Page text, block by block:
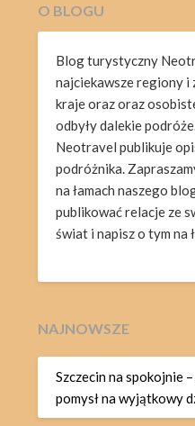
O BLOGU
Blog turystyczny
najciekawsze regiony i
kraje oraz oraz
odbyły dalekie
Neotravel publikuje
podróżnika.
na łamach naszego
publikować relacje ze
świat i napisz o tym na
NAJNOWSZE
Szczecin na spokojnie
pomysł na wyjątkowy